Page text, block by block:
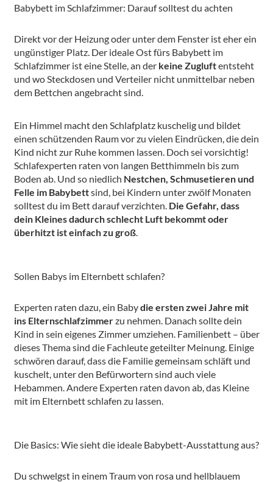
Babybett im Schlafzimmer: Darauf solltest du achten
Direkt vor der Heizung oder unter dem Fenster ist eher ein
ungünstiger Platz. Der ideale Ost fürs Babybett im
Schlafzimmer ist eine Stelle, an der keine Zugluftentsteht
und wo Steckdosen und Verteiler nicht unmittelbar neben
dem Bettchen angebracht sind.
Ein Himmel macht den Schlafplatz kuschelig und bildet
einen schützenden Raum vor zu vielen Eindrücken, die dein
Kind nicht zur Ruhe kommen lassen. Doch sei vorsichtig!
Schlafexperten raten von langen Betthimmeln bis zum
Boden ab. Und so niedlich Nestchen, Schmusetieren und
Felle im Babybettsind, bei Kindern unter zwölf Monaten
solltest du im Bett darauf verzichten. Die Gefahr, dass
dein Kleines dadurch schlecht Luft bekommt oder
überhitzt ist einfach zu groß.
Sollen Babys im Elternbett schlafen?
Experten raten dazu, ein Babydie ersten zwei Jahre mit
ins Elternschlafzimmerzu nehmen. Danach sollte dein
Kind in sein eigenes Zimmer umziehen. Familienbett – über
dieses Thema sind die Fachleute geteilter Meinung. Einige
schwören darauf, dass die Familie gemeinsam schläft und
kuschelt, unter den Befürwortern sind auch viele
Hebammen. Andere Experten raten davon ab, das Kleine
mit im Elternbett schlafen zu lassen.
Die Basics: Wie sieht die ideale Babybett-Ausstattung aus?
Du schwelgst in einem Traum von rosa und hellblauem